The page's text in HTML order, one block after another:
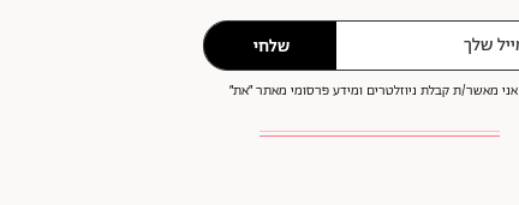
שלחי
אני מאשר/ת קבלת ניוזלטרים ומידע פרסומי מאתר ״את״